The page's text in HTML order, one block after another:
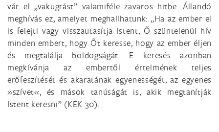
vár el „vakugrást” valamiféle zavaros hitbe. Állandó
meghívás ez, amelyet meghallhatunk: „Ha az ember el
is felejti vagy visszautasítja Istent, Ő szüntelenül hív
minden embert, hogy Őt keresse, hogy az ember éljen
és megtalálja boldogságát. E keresés azonban
megkívánja az embertől értelmének teljes
erőfeszítését és akaratának egyenességét, az egyenes
»szívet«, és mások tanúságát is, akik megtanítják
Istent keresni” (KEK 30).